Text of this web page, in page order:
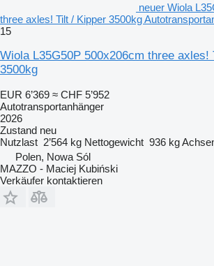
neuer Wiola
three axles! Tilt / Kipper 3500kg
15
Wiola L35G50P 500x206cm three axles!
3500kg
EUR 6’369 ≈ CHF 5’952
Autotransportanhänger
2026
Zustand neu
Nutzlast 2’564 kg Nettogewicht 936 kg
Polen, Nowa Sól
MAZZO - Maciej Kubiński
Verkäufer kontaktieren